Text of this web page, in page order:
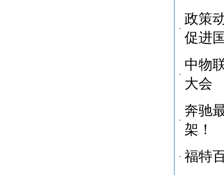
政策
促进
中物
大会
奔驰
架！
福特